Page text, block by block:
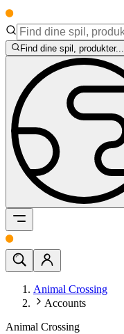
Find dine spil, produkter...
Animal Crossing
Accounts
Animal Crossing